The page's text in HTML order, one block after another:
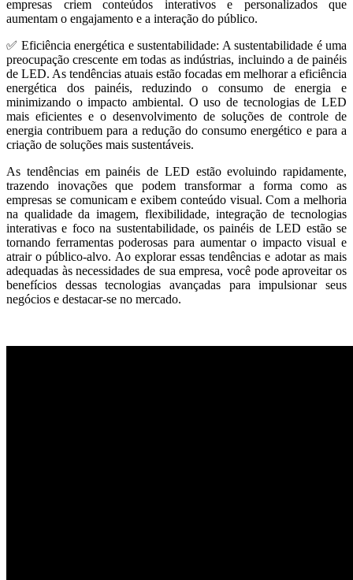
empresas criem conteúdos interativos e personalizados que
aumentam o engajamento e a interação do público.
✅ Eficiência energética e sustentabilidade: A sustentabilidade é uma
preocupação crescente em todas as indústrias, incluindo a de painéis
de LED. As tendências atuais estão focadas em melhorar a eficiência
energética dos painéis, reduzindo o consumo de energia e
minimizando o impacto ambiental. O uso de tecnologias de LED
mais eficientes e o desenvolvimento de soluções de controle de
energia contribuem para a redução do consumo energético e para a
criação de soluções mais sustentáveis.
As tendências em painéis de LED estão evoluindo rapidamente,
trazendo inovações que podem transformar a forma como as
empresas se comunicam e exibem conteúdo visual. Com a melhoria
na qualidade da imagem, flexibilidade, integração de tecnologias
interativas e foco na sustentabilidade, os painéis de LED estão se
tornando ferramentas poderosas para aumentar o impacto visual e
atrair o público-alvo. Ao explorar essas tendências e adotar as mais
adequadas às necessidades de sua empresa, você pode aproveitar os
benefícios dessas tecnologias avançadas para impulsionar seus
negócios e destacar-se no mercado.